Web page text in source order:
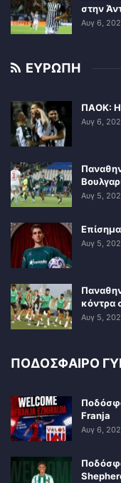
στην
Αυγ 6,
ΕΥΡΩΠΗ
ΠΑΟΚ: Η
Αυγ 6,
Αυγ 5,
Αυγ 5,
κόντρα
Αυγ 5,
ΠΟΔΟΣΦΑΙΡΟ
Franja
Αυγ 6,